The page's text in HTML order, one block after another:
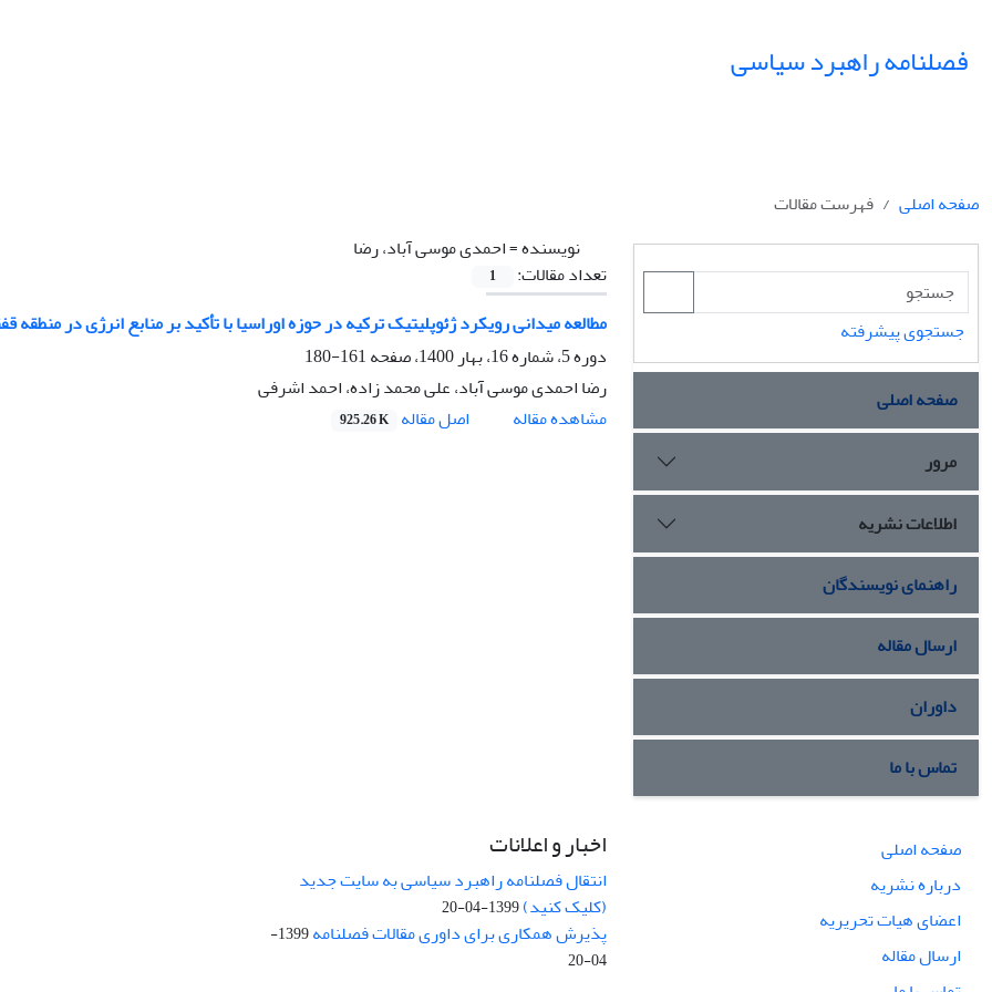
فصلنامه راهبرد سیاسی
صفحه اصلی
فهرست مقالات
نویسنده =احمدی موسی آباد، رضا
تعداد مقالات:
1
مطالعه میدانی رویکرد ژئوپلیتیک ترکیه در حوزه اوراسیا با تأکید بر منابع انرژی در منطقه
دوره 5، شماره 16، بهار 1400، صفحه
161-180
رضا احمدی موسی آباد، علی محمد زاده، احمد اشرفی
مشاهده مقاله
اصل مقاله 925.26 K
جستجوی پیشرفته
صفحه اصلی
مرور
اطلاعات نشریه
راهنمای نویسندگان
ارسال مقاله
داوران
تماس با ما
صفحه اصلی
درباره نشریه
اعضای هیات تحریریه
ارسال مقاله
اخبار و اعلانات
انتقال فصلنامه راهبرد سیاسی به سایت جدید
(کلیک کنید)1399-04-20
پذیرش همکاری برای داوری مقالات فصلنامه
1399-
04-20